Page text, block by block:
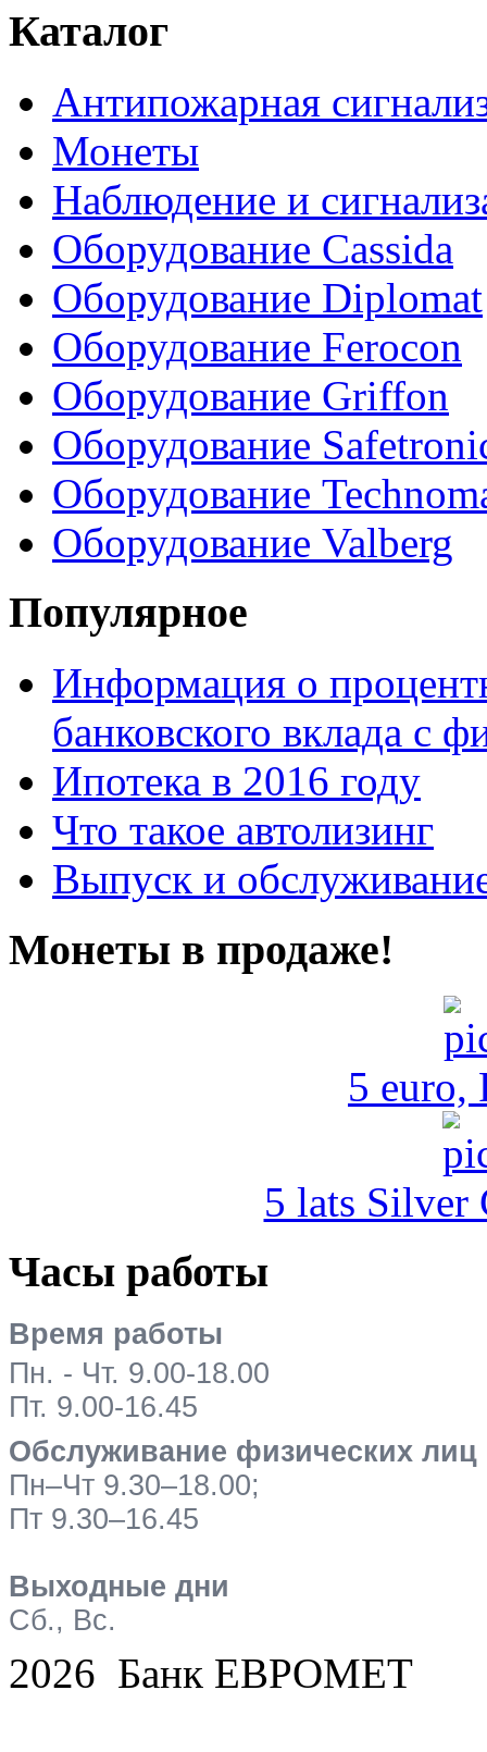
Каталог
Антипожарная
Монеты
Наблюдение и
Оборудование Cassida
Оборудование Diplomat
Оборудование Ferocon
Оборудование Griffon
Оборудование
Оборудование
Оборудование Valberg
Популярное
Информация о
банковского вклада с
Ипотека в 2016 году
Что такое автолизинг
Выпуск и
Монеты в продаже!
5 euro,
5 lats Silver
Часы работы
Время работы
Пн. - Чт. 9.00-18.00
Пт. 9.00-16.45
Обслуживание физических лиц
Пн–Чт 9.30–18.00;
Пт 9.30–16.45
Выходные дни
Сб., Вс.
2026 Банк ЕВРОМЕТ